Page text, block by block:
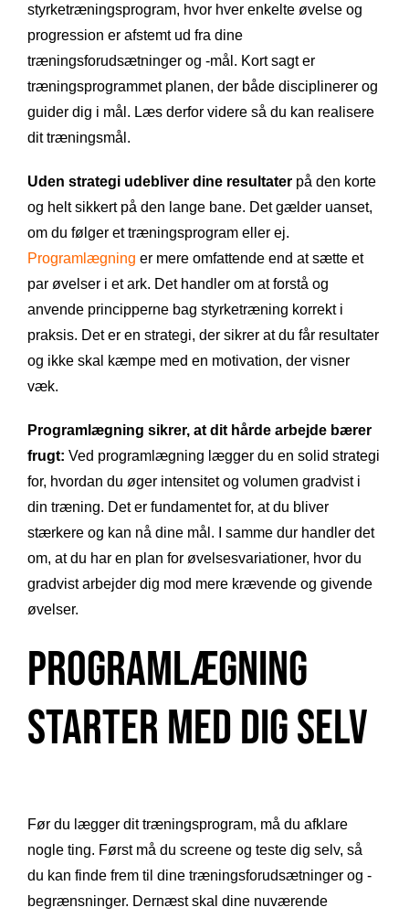
styrketræningsprogram, hvor hver enkelte øvelse og
progression er afstemt ud fra dine
træningsforudsætninger og -mål. Kort sagt er
træningsprogrammet planen, der både disciplinerer og
guider dig i mål. Læs derfor videre så du kan realisere
dit træningsmål.
Uden strategi udebliver dine resultaterpå den korte
og helt sikkert på den lange bane. Det gælder uanset,
om du følger et træningsprogram eller ej.
Programlægning er mere omfattende end at sætte et
par øvelser i et ark. Det handler om at forstå og
anvende principperne bag styrketræning korrekt i
praksis. Det er en strategi, der sikrer at du får resultater
og ikke skal kæmpe med en motivation, der visner
væk.
Programlægning sikrer, at dit hårde arbejde bærer
frugt: Ved programlægning lægger du en solid strategi
for, hvordan du øger intensitet og volumen gradvist i
din træning. Det er fundamentet for, at du bliver
stærkere og kan nå dine mål. I samme dur handler det
om, at du har en plan for øvelsesvariationer, hvor du
gradvist arbejder dig mod mere krævende og givende
øvelser.
Programlægning
starter med dig selv
Før du lægger dit træningsprogram, må du afklare
nogle ting. Først må du screene og teste dig selv, så
du kan finde frem til dine træningsforudsætninger og -
begrænsninger. Dernæst skal dine nuværende